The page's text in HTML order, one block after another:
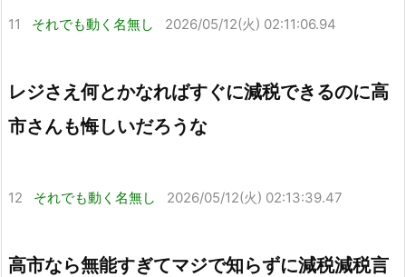
11 それでも動く名無し 2026/05/12(火) 02:11:06.94
レジさえ何とかなればすぐに減税できるのに高
市さんも悔しいだろうな
12 それでも動く名無し 2026/05/12(火) 02:13:39.47
高市なら無能すぎてマジで知らずに減税減税言